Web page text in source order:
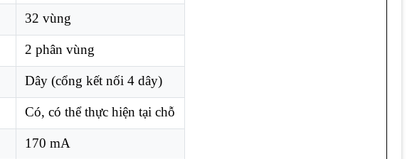
32 vùng
2 phân vùng
Dây (cổng kết nối 4 dây)
Có, có thể thực hiện tại chỗ
170 mA